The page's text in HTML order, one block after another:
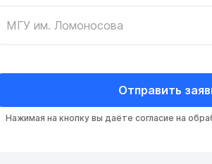
Отправить
Нажимая на кнопку вы даёте согласие на